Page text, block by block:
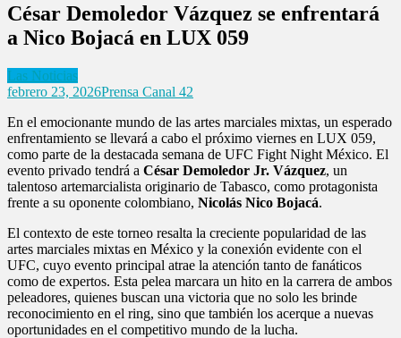
César Demoledor Vázquez se enfrentará
a Nico Bojacá en LUX 059
Las Noticias
febrero 23, 2026Prensa Canal 42
En el emocionante mundo de las artes marciales mixtas, un esperado
enfrentamiento se llevará a cabo el próximo viernes en LUX 059,
como parte de la destacada semana de UFC Fight Night México. El
evento privado tendrá a César Demoledor Jr. Vázquez, un
talentoso artemarcialista originario de Tabasco, como protagonista
frente a su oponente colombiano, Nicolás Nico Bojacá.
El contexto de este torneo resalta la creciente popularidad de las
artes marciales mixtas en México y la conexión evidente con el
UFC, cuyo evento principal atrae la atención tanto de fanáticos
como de expertos. Esta pelea marcara un hito en la carrera de ambos
peleadores, quienes buscan una victoria que no solo les brinde
reconocimiento en el ring, sino que también los acerque a nuevas
oportunidades en el competitivo mundo de la lucha.